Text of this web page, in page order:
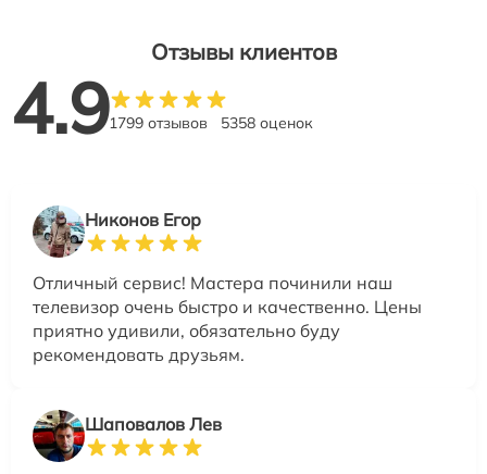
Отзывы клиентов
4.91799 отзывов 5358 оценок
Никонов Егор
Отличный сервис! Мастера починили наш
телевизор очень быстро и качественно. Цены
приятно удивили, обязательно буду
рекомендовать друзьям.
Шаповалов Лев